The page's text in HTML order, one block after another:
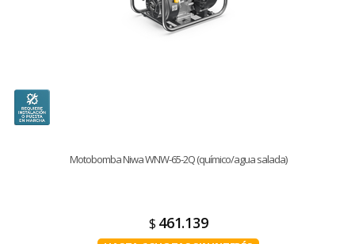
Motobomba Niwa WNW-65-2Q (químico/agua salada)
$ 461.139